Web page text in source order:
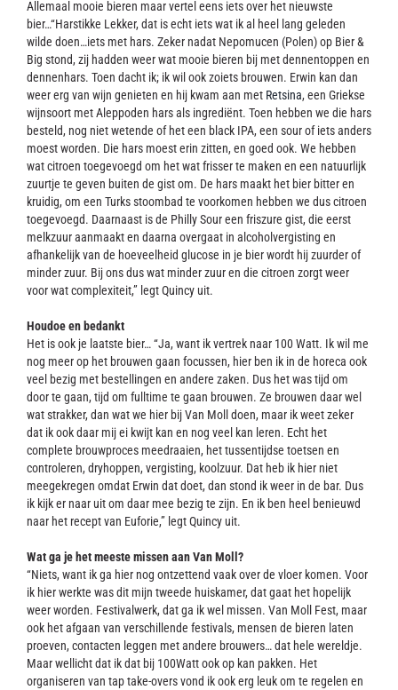
Allemaal mooie bieren maar vertel eens iets over het nieuwste
bier…“Harstikke Lekker, dat is echt iets wat ik al heel lang geleden
wilde doen…iets met hars. Zeker nadat Nepomucen (Polen) op Bier &
Big stond, zij hadden weer wat mooie bieren bij met dennentoppen en
dennenhars. Toen dacht ik; ik wil ook zoiets brouwen. Erwin kan dan
weer erg van wijn genieten en hij kwam aan met Retsina, een Griekse
wijnsoort met Aleppoden hars als ingrediënt. Toen hebben we die hars
besteld, nog niet wetende of het een black IPA, een sour of iets anders
moest worden. Die hars moest erin zitten, en goed ook. We hebben
wat citroen toegevoegd om het wat frisser te maken en een natuurlijk
zuurtje te geven buiten de gist om. De hars maakt het bier bitter en
kruidig, om een Turks stoombad te voorkomen hebben we dus citroen
toegevoegd. Daarnaast is de Philly Sour een friszure gist, die eerst
melkzuur aanmaakt en daarna overgaat in alcoholvergisting en
afhankelijk van de hoeveelheid glucose in je bier wordt hij zuurder of
minder zuur. Bij ons dus wat minder zuur en die citroen zorgt weer
voor wat complexiteit,” legt Quincy uit.
Houdoe en bedankt
Het is ook je laatste bier… “Ja, want ik vertrek naar 100 Watt. Ik wil me
nog meer op het brouwen gaan focussen, hier ben ik in de horeca ook
veel bezig met bestellingen en andere zaken. Dus het was tijd om
door te gaan, tijd om fulltime te gaan brouwen. Ze brouwen daar wel
wat strakker, dan wat we hier bij Van Moll doen, maar ik weet zeker
dat ik ook daar mij ei kwijt kan en nog veel kan leren. Echt het
complete brouwproces meedraaien, het tussentijdse toetsen en
controleren, dryhoppen, vergisting, koolzuur. Dat heb ik hier niet
meegekregen omdat Erwin dat doet, dan stond ik weer in de bar. Dus
ik kijk er naar uit om daar mee bezig te zijn. En ik ben heel benieuwd
naar het recept van Euforie,” legt Quincy uit.
Wat ga je het meeste missen aan Van Moll?
“Niets, want ik ga hier nog ontzettend vaak over de vloer komen. Voor
ik hier werkte was dit mijn tweede huiskamer, dat gaat het hopelijk
weer worden. Festivalwerk, dat ga ik wel missen. Van Moll Fest, maar
ook het afgaan van verschillende festivals, mensen de bieren laten
proeven, contacten leggen met andere brouwers… dat hele wereldje.
Maar wellicht dat ik dat bij 100Watt ook op kan pakken. Het
organiseren van tap take-overs vond ik ook erg leuk om te regelen en